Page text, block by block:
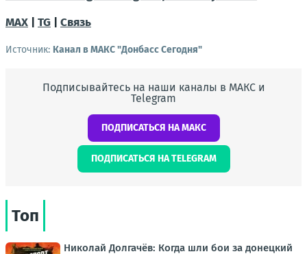
MAX
TG Связь
Источник: Канал в МАКС "Донбасс Сегодня"
Подписывайтесь на наши каналы в МАКС и
Telegram
ПОДПИСАТЬСЯ НА МАКС
ПОДПИСАТЬСЯ НА TELEGRAM
Топ
Николай Долгачёв: Когда шли бои за донецкий